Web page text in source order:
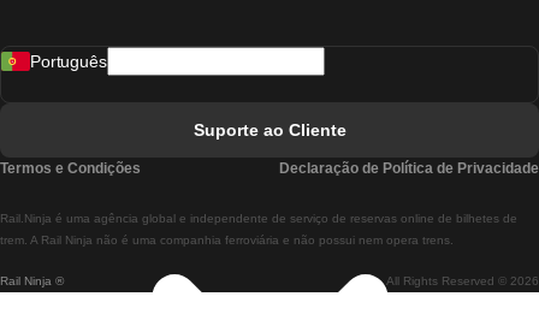
Comboios De Lisboa A Braga
Comboios De Braga A Lisboa
Rail Ninja ® All Rights Reserved © 2026
Rail.Ninja é uma agência global e independente de serviço de reservas online de bilhetes de
trem. A Rail Ninja não é uma companhia ferroviária e não possui nem opera trens.
Português
Suporte ao Cliente
Termos e Condições Declaração de Política de Privacidade